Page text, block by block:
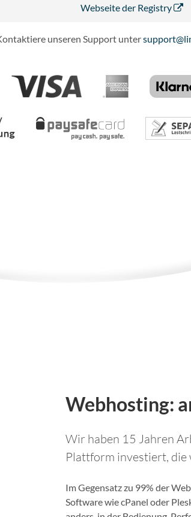
Webseite der Registry
unseren Support unter
Webhosting:
Wir haben 15 Jahren
Plattform investiert,
Im Gegensatz zu 99% der
Software wie cPanel oder